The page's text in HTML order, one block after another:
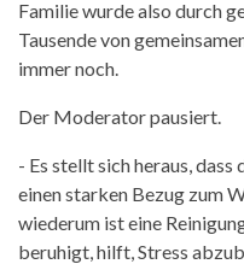
Familie wurde also durch
Tausende von
immer noch.
Der Moderator pausiert.
- Es stellt sich heraus,
einen starken Bezug zum
wiederum ist eine
beruhigt, hilft, Stress